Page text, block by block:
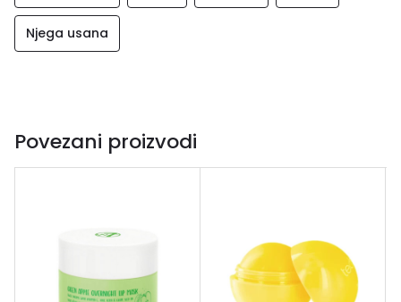
Njega usana
Povezani proizvodi